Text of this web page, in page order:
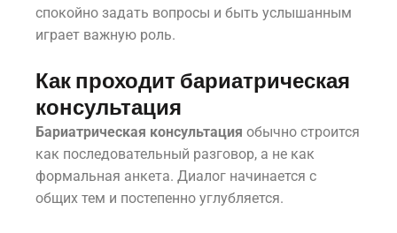
спокойно задать вопросы и быть услышанным
играет важную роль.
Как проходит бариатрическая
консультация
Бариатрическая консультация обычно строится
как последовательный разговор, а не как
формальная анкета. Диалог начинается с
общих тем и постепенно углубляется.